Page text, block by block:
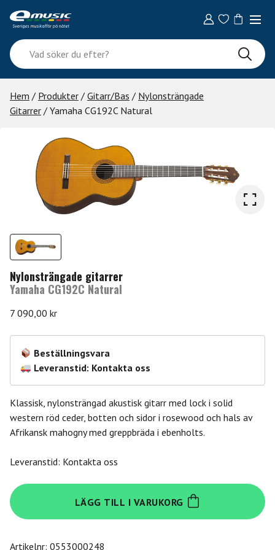
content
Vad
söker
du
efter?
Hem / Produkter / Gitarr/Bas / Nylonsträngade
Gitarrer / Yamaha CG192C Natural
Nylonsträngade gitarrer
Yamaha CG192C Natural
7 090,00 kr
Beställningsvara
Leveranstid: Kontakta oss
Klassisk, nylonsträngad akustisk gitarr med lock i solid
western röd ceder, botten och sidor i rosewood och hals av
Afrikansk mahogny med greppbräda i ebenholts.
Leveranstid: Kontakta oss
Yamaha
CG192C
Natural
LÄGG TILL I VARUKORG
Artikelnr: 0553000248